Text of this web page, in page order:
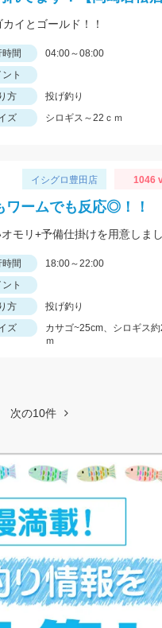
イとゴールド！！
間
04:00～08:00
ト
方
投げ釣り
ズ シロギス～22ｃｍ
イシグロ豊田店 1046
ームでも反応◎！！
間
18:00～22:00
ト
方
投げ釣り
ズ
カサゴ~25cm、シロギス約
ｍ
次の10件